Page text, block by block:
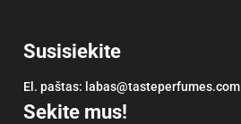
Susisiekite
El. paštas: labas@tasteperfumes.com
Sekite mus!